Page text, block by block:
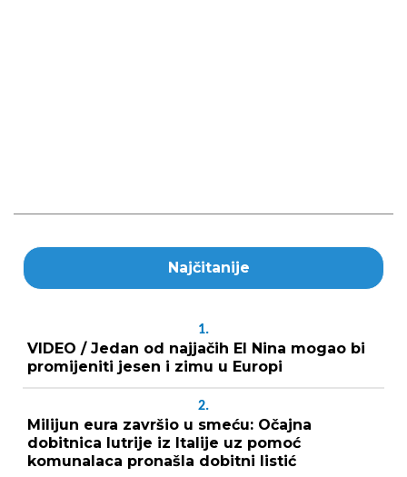
Najčitanije
1.
VIDEO / Jedan od najjačih El Nina mogao bi
promijeniti jesen i zimu u Europi
2.
Milijun eura završio u smeću: Očajna
dobitnica lutrije iz Italije uz pomoć
komunalaca pronašla dobitni listić